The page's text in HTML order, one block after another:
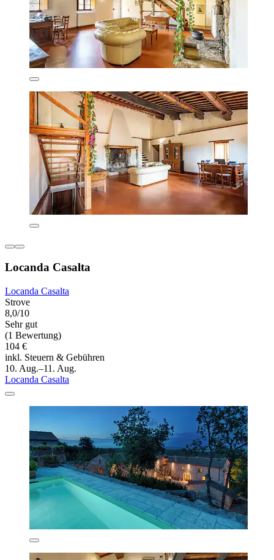
Locanda Casalta
Locanda Casalta
Strove
8,0/10
Sehr gut
(1 Bewertung)
104 €
inkl. Steuern & Gebühren
10. Aug.–11. Aug.
Locanda Casalta